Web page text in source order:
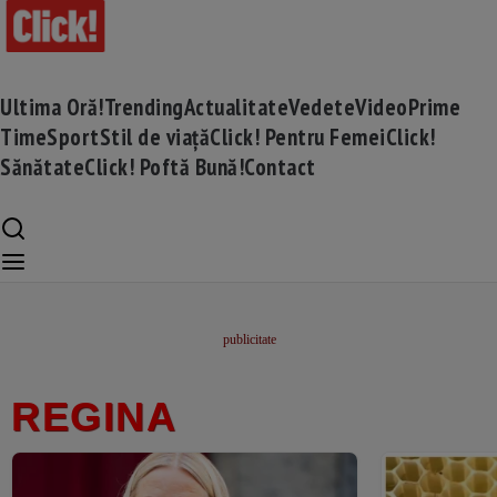
Ultima Oră!TrendingActualitateVedeteVideoPrime
TimeSportStil de viațăClick! Pentru FemeiClick!
SănătateClick! Poftă Bună!Contact
REGINA